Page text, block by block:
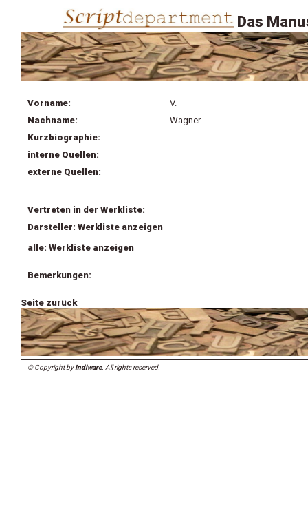
Das
Vorname:
V.
Nachname:
Wagner
Kurzbiographie:
interne Quellen:
externe Quellen:
Vertreten in der Werkliste:
Darsteller: Werkliste anzeigen
alle: Werkliste anzeigen
Bemerkungen:
Seite zurück
© Copyright byIndiware. All rights reserved.